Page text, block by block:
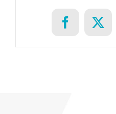
Facebook
X